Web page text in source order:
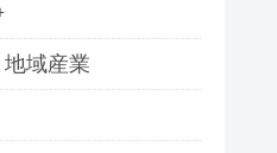
域産業